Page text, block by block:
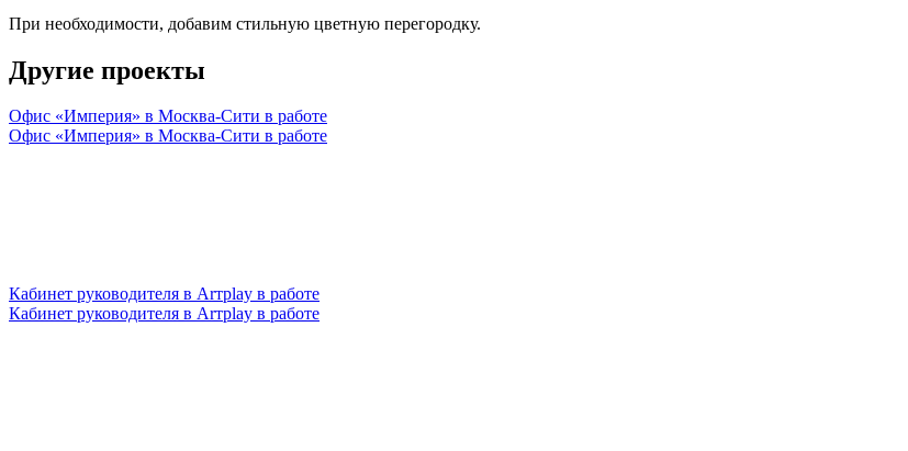
При необходимости, добавим стильную цветную перегородку.
Другие проекты
Офис «Империя» в Москва-Сити в работе
Офис «Империя» в Москва-Сити в работе
Кабинет руководителя в Arтplay в работе
Кабинет руководителя в Arтplay в работе